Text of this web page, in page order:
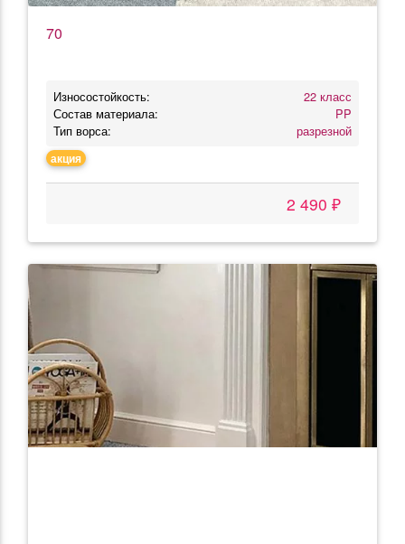
70
Износостойкость:
22 класс
Состав материала:
PP
Тип ворса:
разрезной
акция
2 490 ₽